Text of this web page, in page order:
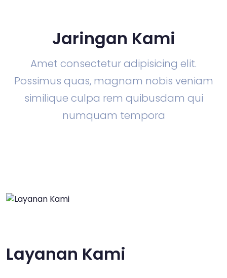
Jaringan Kami
Amet consectetur adipisicing elit.
Possimus quas, magnam nobis veniam
similique culpa rem quibusdam qui
numquam tempora
Layanan Kami